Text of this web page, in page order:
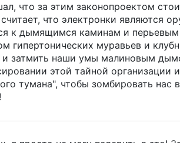
что за этим законопроектом
что электронки являются
к дымящимся каминам и
гипертонических муравьев и
и затмить наши умы малиновым
этой тайной организации
тумана", чтобы зомбировать